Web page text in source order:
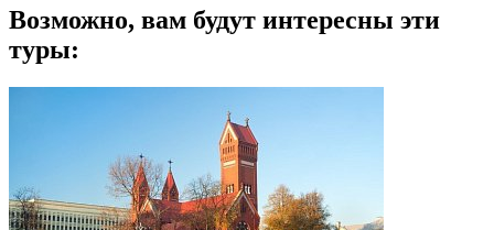
Возможно, вам будут интересны эти
туры: